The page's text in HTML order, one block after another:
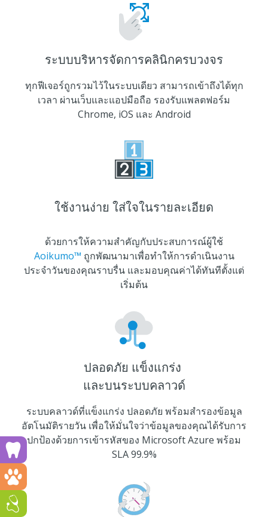
ระบบบริหารจัดการคลินิกครบวงจร
ทุกฟีเจอร์ถูกรวมไว้ในระบบเดียว สามารถเข้าถึงได้ทุก
เวลา ผ่านเว็บและแอปมือถือ รองรับแพลตฟอร์ม
Chrome, iOS และ Android
ใช้งานง่าย ใส่ใจในรายละเอียด
ด้วยการให้ความสำคัญกับประสบการณ์ผู้ใช้
Aoikumo™ ถูกพัฒนามาเพื่อทำให้การดำเนินงาน
ประจำวันของคุณราบรื่น และมอบคุณค่าได้ทันทีตั้งแต่
เริ่มต้น
ปลอดภัย แข็งแกร่ง
และบนระบบคลาวด์
ระบบคลาวด์ที่แข็งแกร่ง ปลอดภัย พร้อมสำรองข้อมูล
อัตโนมัติรายวัน เพื่อให้มั่นใจว่าข้อมูลของคุณได้รับการ
ปกป้องด้วยการเข้ารหัสของ Microsoft Azure พร้อม
SLA 99.9%
Run a dental clinic? Click here!
Run a GP or Primary Care clinic? Click here!